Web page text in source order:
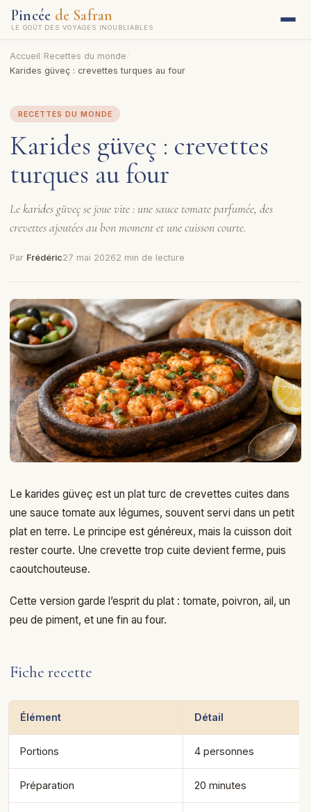
Pincée de Safran
LE GOÛT DES VOYAGES INOUBLIABLES
Accueil Recettes du monde
Karides güveç : crevettes turques au four
RECETTES DU MONDE
Karides güveç : crevettes
turques au four
Le karides güveç se joue vite : une sauce tomate parfumée, des
crevettes ajoutées au bon moment et une cuisson courte.
Par Frédéric27 mai 20262 min de lecture
Le karides güveç est un plat turc de crevettes cuites dans
une sauce tomate aux légumes, souvent servi dans un petit
plat en terre. Le principe est généreux, mais la cuisson doit
rester courte. Une crevette trop cuite devient ferme, puis
caoutchouteuse.
Cette version garde l’esprit du plat : tomate, poivron, ail, un
peu de piment, et une fin au four.
Fiche recette
Élément Détail
Portions 4 personnes
Préparation 20 minutes